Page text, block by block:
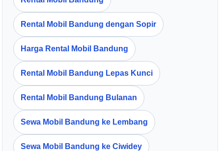
Rental Mobil Bandung dengan Sopir
Harga Rental Mobil Bandung
Rental Mobil Bandung Lepas Kunci
Rental Mobil Bandung Bulanan
Sewa Mobil Bandung ke Lembang
Sewa Mobil Bandung ke Ciwidey